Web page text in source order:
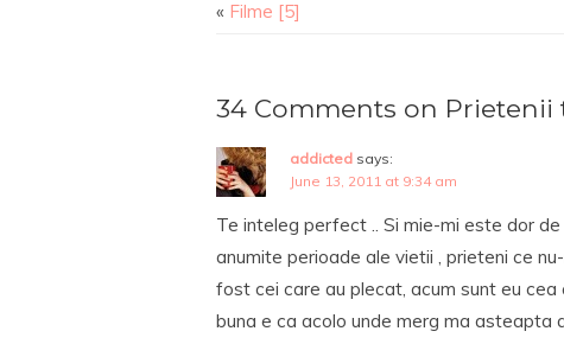
« Filme [5]
34 Comments on Prietenii
addicted says:
June 13, 2011 at 9:34 am
Te inteleg perfect .. Si mie-mi este dor
anumite perioade ale vietii , prieteni ce
fost cei care au plecat, acum sunt eu
buna e ca acolo unde merg ma asteapta